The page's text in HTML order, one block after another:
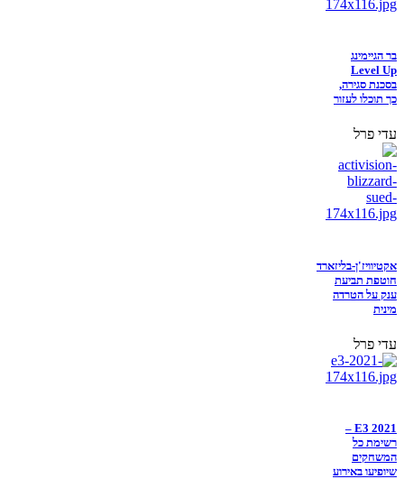
בר הגיימינג
Level Up
בסכנת סגירה,
כך תוכלו לעזור
עדי פרל
אקטיוויז'ן-בליזארד
חוטפת תביעת
ענק על הטרדה
מינית
עדי פרל
E3 2021 –
רשימת כל
המשחקים
שיופיעו באירוע